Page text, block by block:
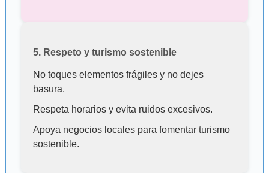
5. Respeto y turismo sostenible
No toques elementos frágiles y no dejes
basura.
Respeta horarios y evita ruidos excesivos.
Apoya negocios locales para fomentar turismo
sostenible.